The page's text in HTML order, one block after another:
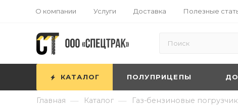
О компании Услуги Доставка Полезные
КАТАЛОГ ПОЛУПРИЦЕПЫ
Главная — Каталог — Газ-бензиновые